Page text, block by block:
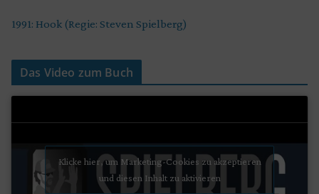
1991: Hook (Regie: Steven Spielberg)
Das Video zum Buch
Klicke hier, um Marketing-Cookies zu akzeptieren
und diesen Inhalt zu aktivieren